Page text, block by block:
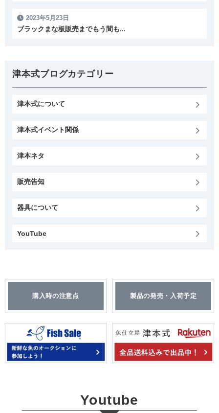
2023年5月23日
ブラックまな板販売までもう間も...
津本式ブログカテゴリー
津本式について
津本式イベント関係
津本ネタ
販売告知
器具について
YouTube
購入時の注意点 製品の発売・入荷予定
Youtube